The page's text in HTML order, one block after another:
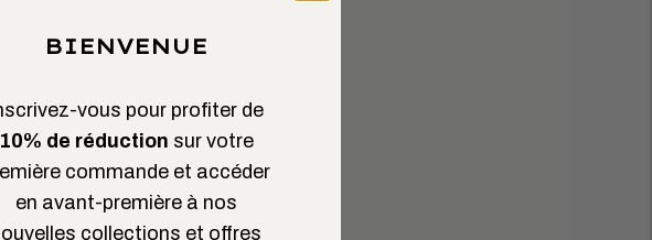
BIENVENUE
vous pour profiter de
10% de réduction sur votre
commande et accéder
en avant-première à nos
collections et offres